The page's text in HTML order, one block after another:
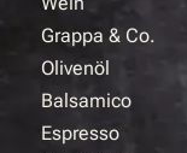
Grappa & Co.
Olivenöl
Balsamico
Espresso